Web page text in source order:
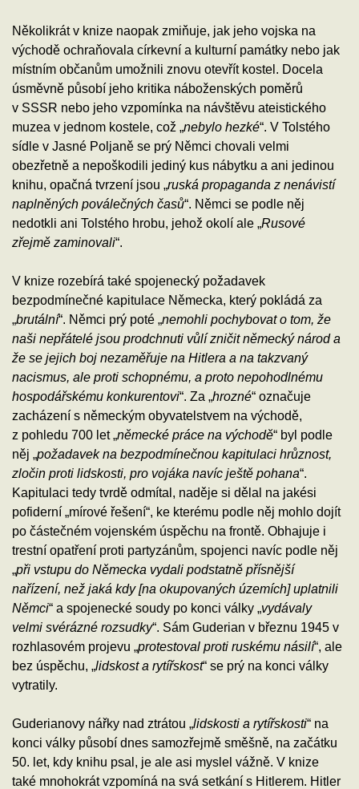
Několikrát v knize naopak zmiňuje, jak jeho vojska na
východě ochraňovala církevní a kulturní památky nebo jak
místním občanům umožnili znovu otevřít kostel. Docela
úsměvně působí jeho kritika náboženských poměrů
v SSSR nebo jeho vzpomínka na návštěvu ateistického
muzea v jednom kostele, což „nebylo hezké“. V Tolstého
sídle v Jasné Poljaně se prý Němci chovali velmi
obezřetně a nepoškodili jediný kus nábytku a ani jedinou
knihu, opačná tvrzení jsou „ruská propaganda z nenávistí
naplněných poválečných časů“. Němci se podle něj
nedotkli ani Tolstého hrobu, jehož okolí ale „Rusové
zřejmě zaminovali“.
V knize rozebírá také spojenecký požadavek
bezpodmínečné kapitulace Německa, který pokládá za
„brutální“. Němci prý poté „nemohli pochybovat o tom, že
naši nepřátelé jsou prodchnuti vůlí zničit německý národ a
že se jejich boj nezaměřuje na Hitlera a na takzvaný
nacismus, ale proti schopnému, a proto nepohodlnému
hospodářskému konkurentovi“. Za „hrozné“ označuje
zacházení s německým obyvatelstvem na východě,
z pohledu 700 let „německé práce na východě“ byl podle
něj „požadavek na bezpodmínečnou kapitulaci hrůznost,
zločin proti lidskosti, pro vojáka navíc ještě pohana“.
Kapitulaci tedy tvrdě odmítal, naděje si dělal na jakési
pofiderní „mírové řešení“, ke kterému podle něj mohlo dojít
po částečném vojenském úspěchu na frontě. Obhajuje i
trestní opatření proti partyzánům, spojenci navíc podle něj
„při vstupu do Německa vydali podstatně přísnější
nařízení, než jaká kdy [na okupovaných územích] uplatnili
Němci“ a spojenecké soudy po konci války „vydávaly
velmi svérázné rozsudky“. Sám Guderian v březnu 1945 v
rozhlasovém projevu „protestoval proti ruskému násilí“, ale
bez úspěchu, „lidskost a rytířskost“ se prý na konci války
vytratily.
Guderianovy nářky nad ztrátou „lidskosti a rytířskosti“ na
konci války působí dnes samozřejmě směšně, na začátku
50. let, kdy knihu psal, je ale asi myslel vážně. V knize
také mnohokrát vzpomíná na svá setkání s Hitlerem. Hitler